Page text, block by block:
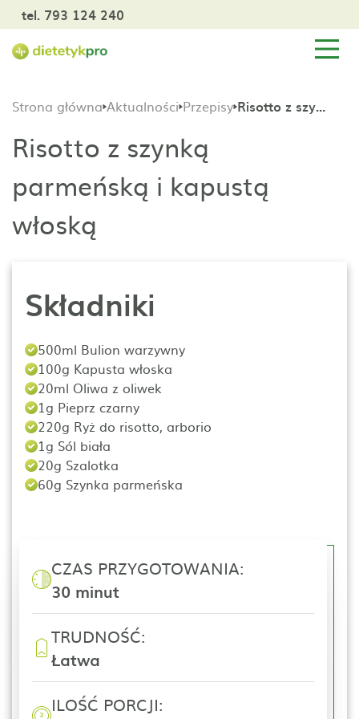
tel. 793 124 240
Strona główna Aktualności Przepisy Risotto z szynką parmeńską i kapustą włoską
Risotto z szynką
parmeńską i kapustą
włoską
Składniki
500ml Bulion warzywny
100g Kapusta włoska
20ml Oliwa z oliwek
1g Pieprz czarny
220g Ryż do risotto, arborio
1g Sól biała
20g Szalotka
60g Szynka parmeńska
CZAS PRZYGOTOWANIA:
30 minut
TRUDNOŚĆ:
Łatwa
ILOŚĆ PORCJI: